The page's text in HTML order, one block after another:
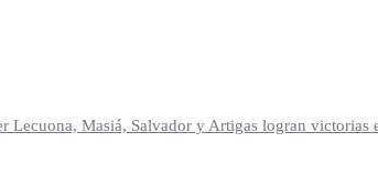
Masiá, Salvador y Artigas logran victorias